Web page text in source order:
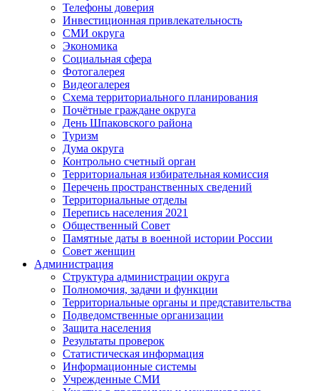
Телефоны доверия
Инвестиционная привлекательность
СМИ округа
Экономика
Социальная сфера
Фотогалерея
Видеогалерея
Схема территориального планирования
Почётные граждане округа
День Шпаковского района
Туризм
Дума округа
Контрольно счетный орган
Территориальная избирательная комиссия
Перечень пространственных сведений
Территориальные отделы
Перепись населения 2021
Общественный Совет
Памятные даты в военной истории России
Совет женщин
Администрация
Структура администрации округа
Полномочия, задачи и функции
Территориальные органы и представительства
Подведомственные организации
Защита населения
Результаты проверок
Статистическая информация
Информационные системы
Учрежденные СМИ